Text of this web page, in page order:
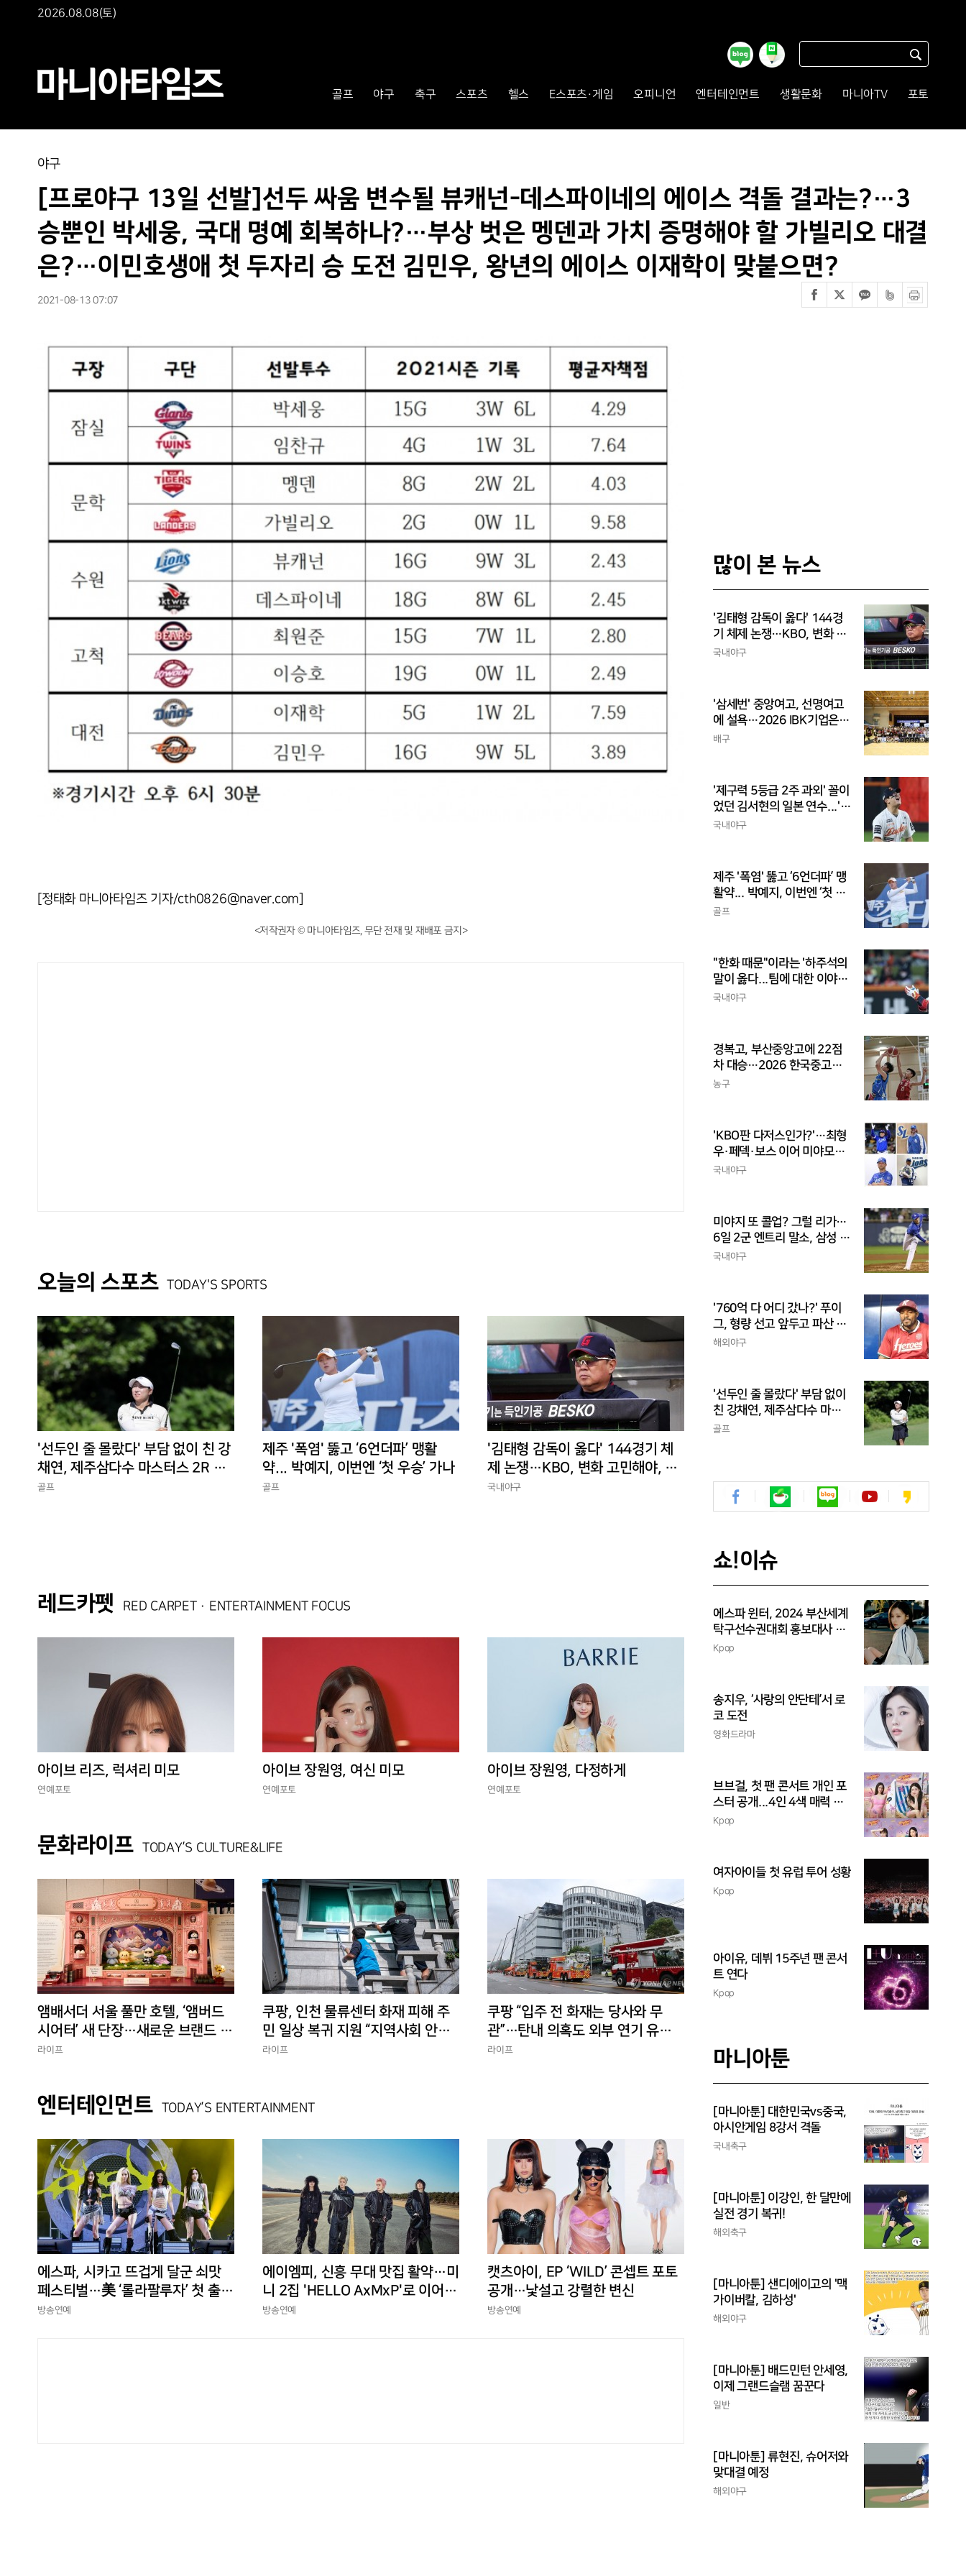
2026.08.08(토)
골프 야구 축구 스포츠 헬스 E스포츠·게임 오피니언 엔터테인먼트 생활문화 마니아TV 포토
야구
[프로야구 13일 선발]선두 싸움 변수될 뷰캐넌-데스파이네의 에이스 격돌 결과는?…3
승뿐인 박세웅, 국대 명예 회복하나?…부상 벗은 멩덴과 가치 증명해야 할 가빌리오 대결
은?…이민호생애 첫 두자리 승 도전 김민우, 왕년의 에이스 이재학이 맞붙으면?
2021-08-13 07:07
[정태화 마니아타임즈 기자/cth0826@naver.com]
<저작권자 © 마니아타임즈, 무단 전재 및 재배포 금지>
오늘의 스포츠 TODAY'S SPORTS
'선두인 줄 몰랐다' 부담 없이 친 강
채연, 제주삼다수 마스터스 2R 단
독 선두
골프
제주 '폭염' 뚫고 ‘6언더파’ 맹활
약... 박예지, 이번엔 ‘첫 우승’ 가나
골프
'김태형 감독이 옳다' 144경기 체
제 논쟁…KBO, 변화 고민해야, 환
경에 맞는 경기 수가 바람직
국내야구
레드카펫 RED CARPET · ENTERTAINMENT FOCUS
아이브 리즈, 럭셔리 미모
연예포토
아이브 장원영, 여신 미모
연예포토
아이브 장원영, 다정하게
연예포토
문화라이프 TODAY’S CULTURE&LIFE
앰배서더 서울 풀만 호텔, ‘앰버드
시어터’ 새 단장…새로운 브랜드 경
험 선사
라이프
쿠팡, 인천 물류센터 화재 피해 주
민 일상 복귀 지원 “지역사회 안정
에 총력”
라이프
쿠팡 “입주 전 화재는 당사와 무
관”…탄내 의혹도 외부 연기 유입
반박
라이프
엔터테인먼트 TODAY’S ENTERTAINMENT
에스파, 시카고 뜨겁게 달군 쇠맛
페스티벌…美 ‘롤라팔루자’ 첫 출격
부터 증명한 존재감
방송연예
에이엠피, 신흥 무대 맛집 활약…미
니 2집 'HELLO AxMxP'로 이어갈
상승세
방송연예
캣츠아이, EP ‘WILD’ 콘셉트 포토
공개…낯설고 강렬한 변신
방송연예
많이 본 뉴스
'김태형 감독이 옳다' 144경
기 체제 논쟁…KBO, 변화 고
민해야, 환경에 맞는 경기 수
국내야구
'삼세번' 중앙여고, 선명여고
에 설욕…2026 IBK기업은행
배 전국중고배구대회 우승
배구
'제구력 5등급 2주 과외' 꼴이
었던 김서현의 일본 연수...'종
합검진표'에 불과
국내야구
제주 '폭염' 뚫고 ‘6언더파’ 맹
활약... 박예지, 이번엔 ‘첫 우
승’ 가나
골프
"한화 때문"이라는 '하주석의
말이 옳다...팀에 대한 이야
기, 끝까지 안 하는 게 도리
국내야구
경복고, 부산중앙고에 22점
차 대승…2026 한국중고농
구 주말리그 왕중왕전 첫 승
농구
'KBO판 다저스인가?'…최형
우·페덱·보스 이어 미야모리
까지, 삼성의 '스펙 만렙' 승부
국내야구
미야지 또 콜업? 그럴 리가…
6일 2군 엔트리 말소, 삼성 새
아시아쿼터 찾았나
국내야구
'760억 다 어디 갔나?' 푸이
그, 형량 선고 앞두고 파산 신
청
해외야구
'선두인 줄 몰랐다' 부담 없이
친 강채연, 제주삼다수 마스
터스 2R 단독 선두
골프
쇼!이슈
에스파 윈터, 2024 부산세계
탁구선수권대회 홍보대사 위
촉
Kpop
송지우, ‘사랑의 안단테’서 로
코 도전
영화드라마
브브걸, 첫 팬 콘서트 개인 포
스터 공개...4인 4색 매력 발
산
Kpop
여자아이들 첫 유럽 투어 성황
Kpop
아이유, 데뷔 15주년 팬 콘서
트 연다
Kpop
마니아툰
[마니아툰] 대한민국vs중국,
아시안게임 8강서 격돌
국내축구
[마니아툰] 이강인, 한 달만에
실전 경기 복귀!
해외축구
[마니아툰] 샌디에이고의 '맥
가이버칼, 김하성'
해외야구
[마니아툰] 배드민턴 안세영,
이제 그랜드슬램 꿈꾼다
일반
[마니아툰] 류현진, 슈어저와
맞대결 예정
해외야구